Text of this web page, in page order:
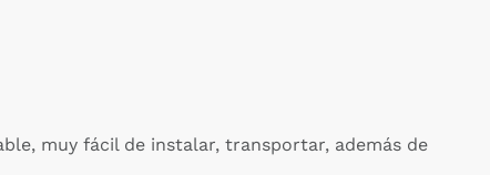
muy fácil de instalar, transportar, además de